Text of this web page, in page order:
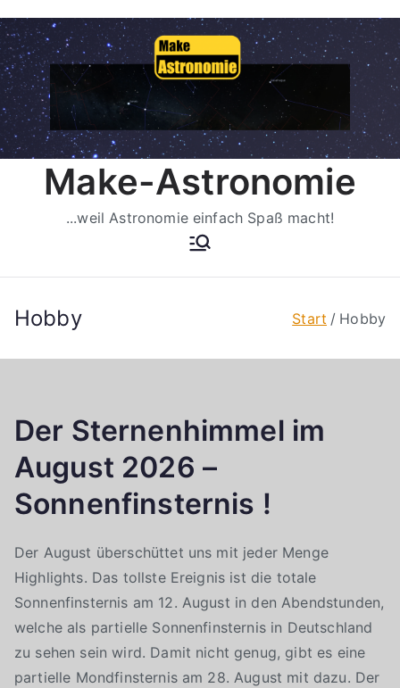
Inhalt
springen
Make-Astronomie
...weil Astronomie einfach Spaß macht!
Hobby Start Hobby
Der Sternenhimmel im
August 2026 –
Sonnenfinsternis !
Der August überschüttet uns mit jeder Menge
Highlights. Das tollste Ereignis ist die totale
Sonnenfinsternis am 12. August in den Abendstunden,
welche als partielle Sonnenfinsternis in Deutschland
zu sehen sein wird. Damit nicht genug, gibt es eine
partielle Mondfinsternis am 28. August mit dazu. Der